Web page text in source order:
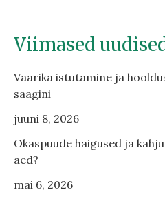
Viimased
Vaarika istutamine ja
saagini
juuni 8, 2026
Okaspuude haigused ja
aed?
mai 6, 2026